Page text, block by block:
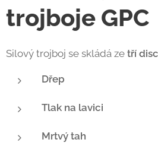
trojboje GPC
Silový trojboj se skládá ze tří
Dřep
Tlak na lavici
Mrtvý tah